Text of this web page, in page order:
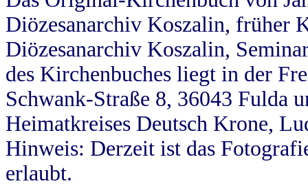
Diözesanarchiv Koszalin, früher
Diözesanarchiv Koszalin,
des Kirchenbuches liegt in der
Schwank-Straße 8, 36043 Fulda
Heimatkreises Deutsch Krone,
Hinweis: Derzeit ist das
erlaubt.